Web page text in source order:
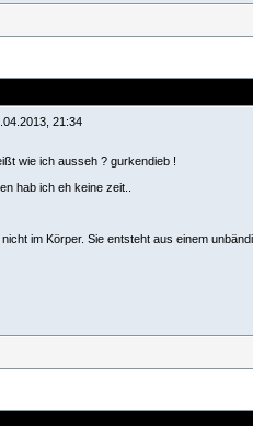
21:34
wie ich ausseh ? gurkendieb !
hab ich eh keine zeit..
im Körper. Sie entsteht aus einem